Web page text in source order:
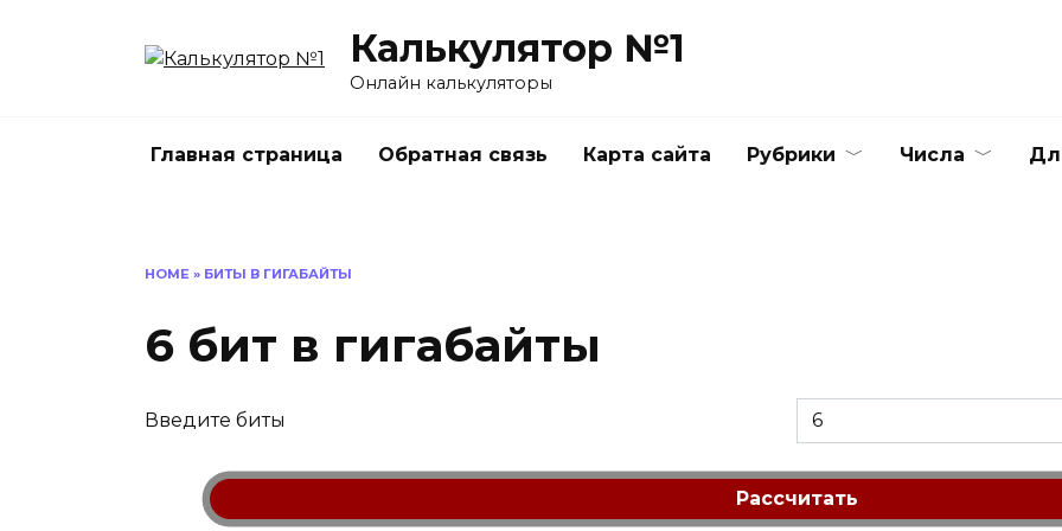
Калькулятор №1
Онлайн калькуляторы
Главная страница Обратная связь Карта сайта Рубрики Числа
HOME » БИТЫ В ГИГАБАЙТЫ
6 бит в гигабайты
Введите биты
Рассчитать